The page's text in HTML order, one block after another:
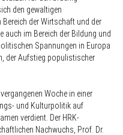
den gewaltigen
der Wirtschaft und der
im Bereich der Bildung und
Spannungen in Europa
der Aufstieg populistischer
Woche in einer
und Kulturpolitik auf
verdient. Der HRK-
Nachwuchs, Prof. Dr.